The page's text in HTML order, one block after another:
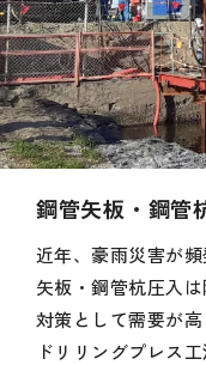
鋼管矢板・鋼管
近年、豪雨災害が
矢板・鋼管杭圧入
対策として需要が
ドリリングプレス